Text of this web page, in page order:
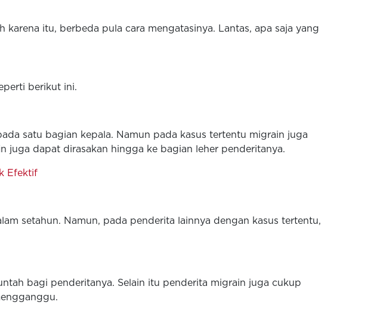
itu, berbeda pula cara mengatasinya. Lantas, apa saja yang
berikut ini.
satu bagian kepala. Namun pada kasus tertentu migrain juga
juga dapat dirasakan hingga ke bagian leher penderitanya.
Efektif
setahun. Namun, pada penderita lainnya dengan kasus tertentu,
bagi penderitanya. Selain itu penderita migrain juga cukup